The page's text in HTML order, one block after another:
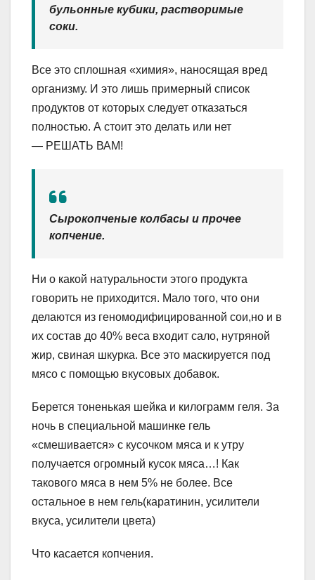
бульонные кубики, растворимые
соки.
Все это сплошная «химия», наносящая вред
организму. И это лишь примерный список
продуктов от которых следует отказаться
полностью. А стоит это делать или нет
— РЕШАТЬ ВАМ!
Сырокопченые колбасы и прочее
копчение.
Ни о какой натуральности этого продукта
говорить не приходится. Мало того, что они
делаются из геномодифицированной сои,но и в
их состав до 40% веса входит сало, нутряной
жир, свиная шкурка. Все это маскируется под
мясо с помощью вкусовых добавок.
Берется тоненькая шейка и килограмм геля. За
ночь в специальной машинке гель
«смешивается» с кусочком мяса и к утру
получается огромный кусок мяса…! Как
такового мяса в нем 5% не более. Все
остальное в нем гель(каратинин, усилители
вкуса, усилители цвета)
Что касается копчения.